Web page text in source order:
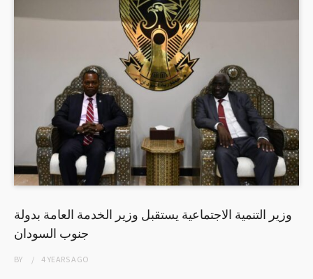
وزير التنمية الاجتماعية يستقبل وزير الخدمة العامة بدولة
جنوب السودان
BY 4 YEARSAGO